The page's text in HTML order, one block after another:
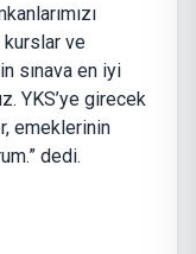
ve
sınava en iyi
YKS’ye girecek
emeklerinin
dedi.